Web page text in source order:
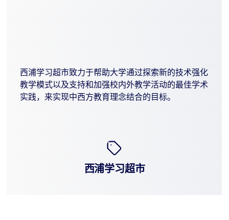
西浦学习超市致力于帮助大学通过探索新的技术强化
教学模式以及支持和加强校内外教学活动的最佳学术
实践，来实现中西方教育理念结合的目标。
西浦学习超市